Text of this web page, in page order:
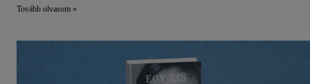
Tovább olvasom »